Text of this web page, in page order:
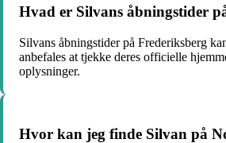
Hvad er Silvans åbningstider
Silvans åbningstider på Frederiksberg
anbefales at tjekke deres officielle
oplysninger.
Hvor kan jeg finde Silvan på